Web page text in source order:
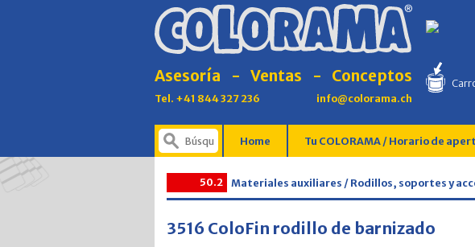
Asesoría - Ventas - Conceptos
Tel. +41 844 327 236 info@colorama.ch
Home Tu COLORAMA / Horario de
50.2 Materiales auxiliares / Rodillos, soportes y
3516 ColoFin rodillo de barnizado